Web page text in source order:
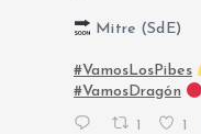
Mitre (SdE)
#VamosLosPibes
#VamosDragón
1 1